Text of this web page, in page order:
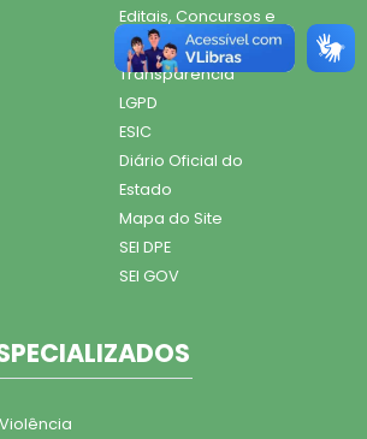
Editais, Concursos e
Seleções
Transparência
LGPD
ESIC
Diário Oficial do
Estado
Mapa do Site
SEI DPE
SEI GOV